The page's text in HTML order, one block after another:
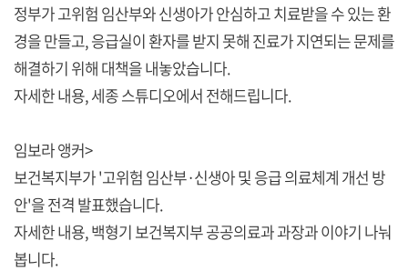
정부가 고위험 임산부와 신생아가 안심하고 치료받을 수 있는 환
경을 만들고, 응급실이 환자를 받지 못해 진료가 지연되는 문제를
해결하기 위해 대책을 내놓았습니다.
자세한 내용, 세종 스튜디오에서 전해드립니다.
임보라 앵커>
보건복지부가 '고위험 임산부·신생아 및 응급 의료체계 개선 방
안'을 전격 발표했습니다.
자세한 내용, 백형기 보건복지부 공공의료과 과장과 이야기 나눠
봅니다.